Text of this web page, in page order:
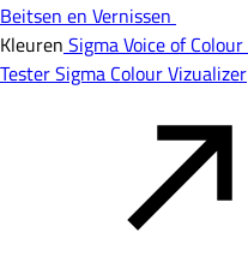
Beitsen en Vernissen
Kleuren Sigma Voice of Colour
TesterSigma Colour Vizualizer